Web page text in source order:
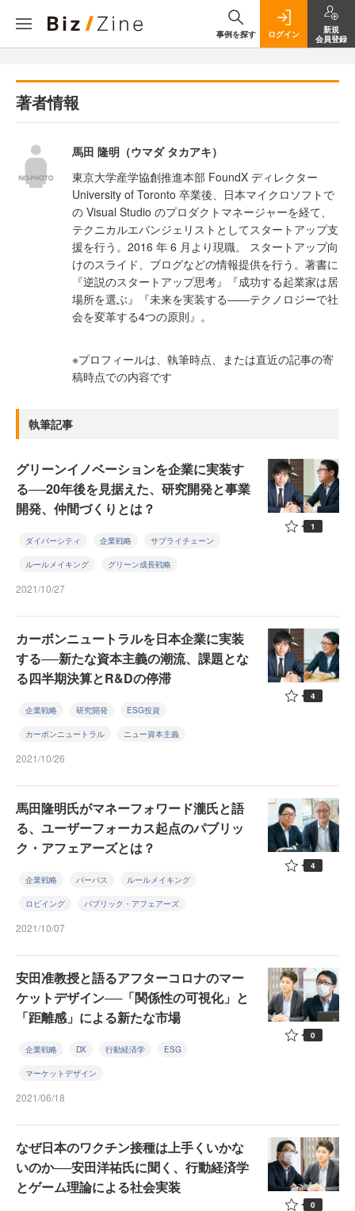
事例を探す ログイン
新規
会員登録
著者情報
馬田 隆明（ウマダ タカアキ）
東京大学産学協創推進本部 FoundX ディレクター
University of Toronto 卒業後、日本マイクロソフトで
の Visual Studio のプロダクトマネージャーを経て、
テクニカルエバンジェリストとしてスタートアップ支
援を行う。2016 年 6 月より現職。 スタートアップ向
けのスライド、ブログなどの情報提供を行う。著書に
『逆説のスタートアップ思考』『成功する起業家は居
場所を選ぶ』『未来を実装する――テクノロジーで社
会を変革する4つの原則』。
※プロフィールは、執筆時点、または直近の記事の寄
稿時点での内容です
執筆記事
グリーンイノベーションを企業に実装す
る──20年後を見据えた、研究開発と事業
開発、仲間づくりとは？
ダイバーシティ 企業戦略 サプライチェーン
ルールメイキング グリーン成長戦略
2021/10/27
1
カーボンニュートラルを日本企業に実装
する──新たな資本主義の潮流、課題とな
る四半期決算とR&Dの停滞
企業戦略 研究開発 ESG投資
カーボンニュートラル ニュー資本主義
2021/10/26
4
馬田隆明氏がマネーフォワード瀧氏と語
る、ユーザーフォーカス起点のパブリッ
ク・アフェアーズとは？
企業戦略 パーパス ルールメイキング
ロビイング パブリック・アフェアーズ
2021/10/07
4
安田准教授と語るアフターコロナのマー
ケットデザイン──「関係性の可視化」と
「距離感」による新たな市場
企業戦略 DX 行動経済学 ESG
マーケットデザイン
2021/06/18
0
なぜ日本のワクチン接種は上手くいかな
いのか──安田洋祐氏に聞く、行動経済学
とゲーム理論による社会実装
0